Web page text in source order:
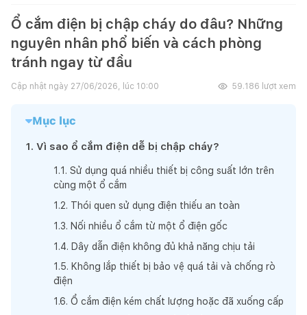
Ổ cắm điện bị chập cháy do đâu? Những
nguyên nhân phổ biến và cách phòng
tránh ngay từ đầu
Cập nhật ngày 27/06/2026, lúc 10:00 59.186 lượt xem
Mục lục
1. Vì sao ổ cắm điện dễ bị chập cháy?
1 .1 . Sử dụng quá nhiều thiết bị công suất lớn trên
cùng một ổ cắm
1 .2. Thói quen sử dụng điện thiếu an toàn
1 .3. Nối nhiều ổ cắm từ một ổ điện gốc
1 .4. Dây dẫn điện không đủ khả năng chịu tải
1 .5. Không lắp thiết bị bảo vệ quá tải và chống rò
điện
1 .6. Ổ cắm điện kém chất lượng hoặc đã xuống cấp